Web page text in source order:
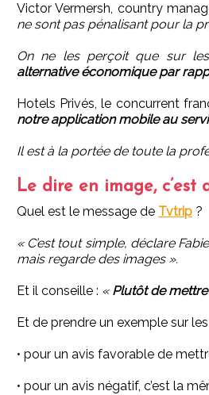
Victor Vermersh, country
ne sont pas pénalisant pour la
On ne les perçoit que sur
alternative économique par
Hotels Privés, le concurrent
notre application mobile au
Il est à la portée de toute la
Le dire en image, c’est
Quel est le message de Tvtrip ?
« C’est tout simple, déclare
mais regarde des images ».
Et il conseille : « Plutôt de
Et de prendre un exemple sur
• pour un avis favorable de
• pour un avis négatif, c’est la